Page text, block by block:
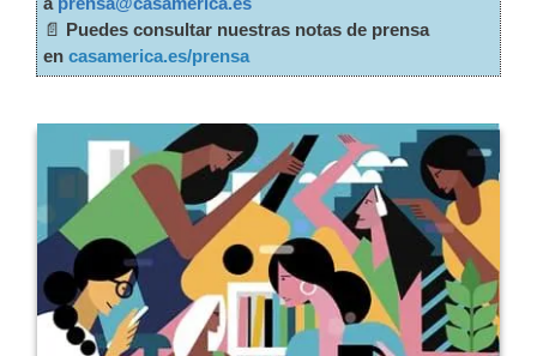
📄 Puedes consultar nuestras notas de prensa
en casamerica.es/prensa